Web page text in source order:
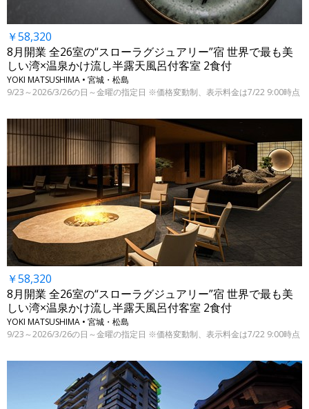
￥58,320
8月開業 全26室の“スローラグジュアリー”宿 世界で最も美
しい湾×温泉かけ流し半露天風呂付客室 2食付
YOKI MATSUSHIMA • 宮城・松島
9/23～2026/3/26の日～金曜の指定日 ※価格変動制、表示料金は7/22 9:00時点
￥58,320
8月開業 全26室の“スローラグジュアリー”宿 世界で最も美
しい湾×温泉かけ流し半露天風呂付客室 2食付
YOKI MATSUSHIMA • 宮城・松島
9/23～2026/3/26の日～金曜の指定日 ※価格変動制、表示料金は7/22 9:00時点